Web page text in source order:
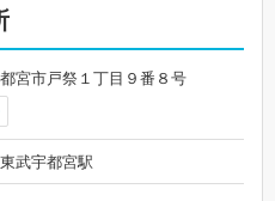
宮市戸祭１丁目９番８号
武宇都宮駅